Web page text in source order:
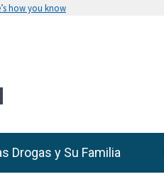
how you know
Drogas y Su Familia